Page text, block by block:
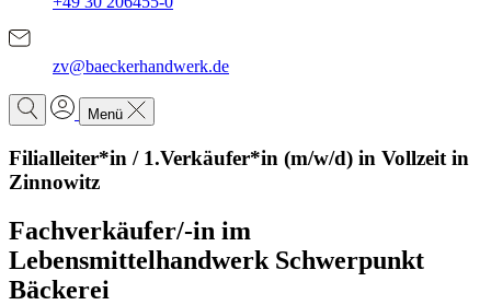
zv@baeckerhandwerk.de
Menü
Filialleiter*in / 1.Verkäufer*in (m/w/d) in Vollzeit in
Zinnowitz
Fachverkäufer/-in im
Lebensmittelhandwerk Schwerpunkt
Bäckerei